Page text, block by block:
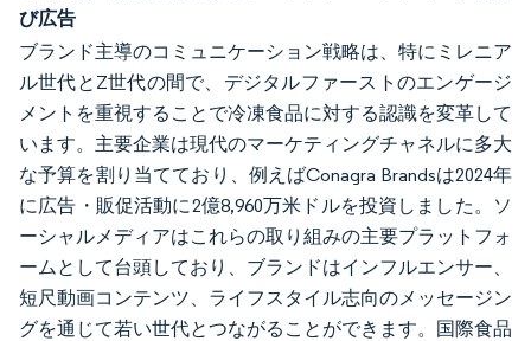
び広告
ブランド主導のコミュニケーション戦略は、特にミレニア
ル世代とZ世代の間で、デジタルファーストのエンゲージ
メントを重視することで冷凍食品に対する認識を変革して
います。主要企業は現代のマーケティングチャネルに多大
な予算を割り当てており、例えばConagra Brandsは2024年
に広告・販促活動に2億8,960万米ドルを投資しました。ソ
ーシャルメディアはこれらの取り組みの主要プラットフォ
ームとして台頭しており、ブランドはインフルエンサー、
短尺動画コンテンツ、ライフスタイル志向のメッセージン
グを通じて若い世代とつながることができます。国際食品